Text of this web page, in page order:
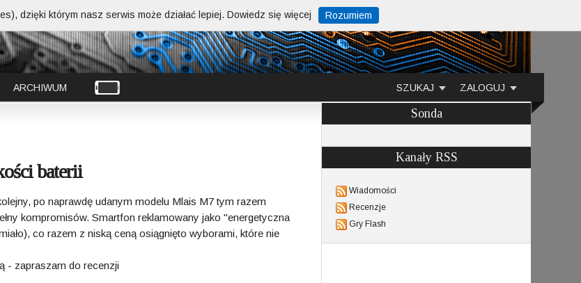
ARCHIWUM ZALOGUJ
SZUKAJ
baterii
po naprawdę udanym modelu Mlais M7 tym razem
kompromisów. Smartfon reklamowany jako "energetyczna
co razem z niską ceną osiągnięto wyborami, które nie
- zapraszam do recenzji
Sonda
Kanały RSS
Wiadomości
Recenzje
Gry Flash
dzięki którym nasz serwis może działać lepiej. Dowiedz się więcej Rozumiem